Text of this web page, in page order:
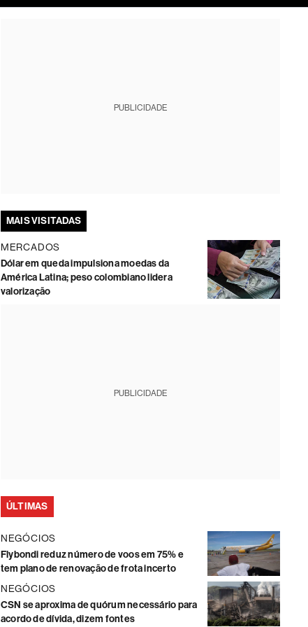
PUBLICIDADE
MAIS VISITADAS
MERCADOS
Dólar em queda impulsiona moedas da
América Latina; peso colombiano lidera
valorização
PUBLICIDADE
ÚLTIMAS
NEGÓCIOS
Flybondi reduz número de voos em 75% e
tem plano de renovação de frota incerto
NEGÓCIOS
CSN se aproxima de quórum necessário para
acordo de dívida, dizem fontes